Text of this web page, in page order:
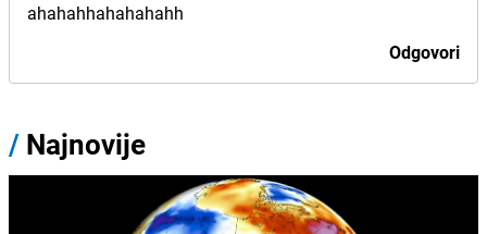
ahahahhahahahahh
Odgovori
/ Najnovije